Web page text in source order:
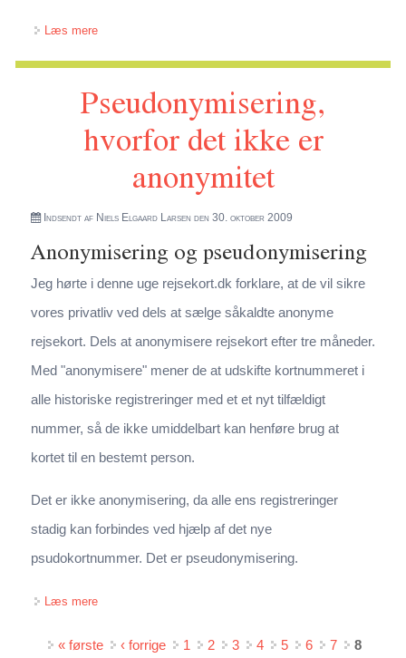
Læs mereom IT-Pols Høringssvar til lovforslag om endnu engang at
udsætte revisionen af logningbekendtgørelsen
Pseudonymisering,
hvorfor det ikke er
anonymitet
Indsendt af Niels Elgaard Larsen den 30. oktober 2009
Anonymisering og pseudonymisering
Jeg hørte i denne uge rejsekort.dk forklare, at de vil sikre
vores privatliv ved dels at sælge såkaldte anonyme
rejsekort. Dels at anonymisere rejsekort efter tre måneder.
Med "anonymisere" mener de at udskifte kortnummeret i
alle historiske registreringer med et et nyt tilfældigt
nummer, så de ikke umiddelbart kan henføre brug at
kortet til en bestemt person.
Det er ikke anonymisering, da alle ens registreringer
stadig kan forbindes ved hjælp af det nye
psudokortnummer. Det er pseudonymisering.
Læs mereom Pseudonymisering, hvorfor det ikke er anonymitet
Sider« første ‹ forrige 1 2 3 4 5 6 7 8